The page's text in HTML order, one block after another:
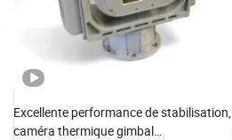
Excellente performance de stabilisation,
caméra thermique gimbal